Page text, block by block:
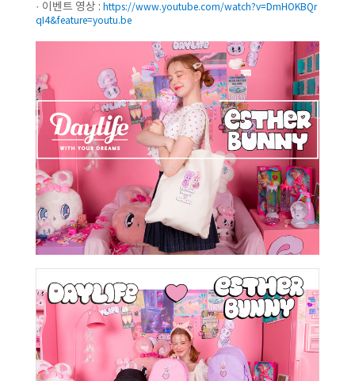
· 이벤트 영상 : https://www.youtube.com/watch?v=DmHOKBQr
qI4&feature=youtu.be